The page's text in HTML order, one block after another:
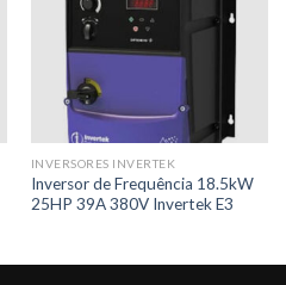
INVERSORES INVERTEK
Inversor de Frequência 18.5kW
25HP 39A 380V Invertek E3